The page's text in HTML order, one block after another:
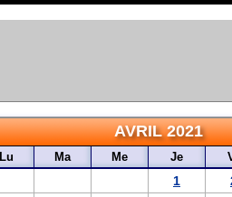
AVRIL 2021
Lu Ma Me Je
1